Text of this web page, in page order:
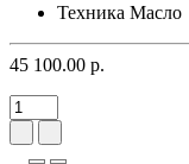
Техника Масло
45 100.00 р.